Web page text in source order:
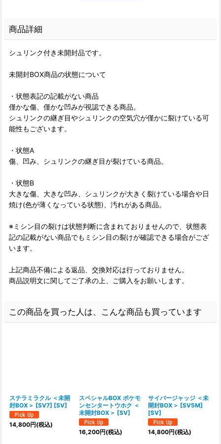
商品詳細
シュリンク付き未開封品です。
未開封BOX商品の状態について
・状態表記の記載がない商品
僅かな傷、僅かな凹みが視認できる商品。
シュリンクの継ぎ目やシュリンクの空気穴が僅かに裂けている可
能性もございます。
・状態A
傷、凹み、シュリンクの継ぎ目が裂けている商品。
・状態B
大きな傷、大きな凹み、シュリンクが大きく裂けている場合や日
焼け(色が薄くなっている状態)、汚れがある商品。
※ミシン目の裂けは状態判断に含まれておりませんので、状態表
記の記載がない商品でもミシン目の裂けが確認できる場合がござ
います。
上記商品不備による返品、交換対応は行っておりません。
商品説明文に関してご了承の上、ご購入をお願いします。
この商品を買った人は、こんな商品も買っています
ステラミラクル ＜未開
封BOX＞ [SV7] [SV]
14,800円(税込)
スペシャルBOX ポケモ
ンセンタートウホク ＜
未開封BOX＞ [SV]
16,200円(税込)
サイバージャッジ ＜未
開封BOX＞ [SV5M]
[SV]
14,800円(税込)